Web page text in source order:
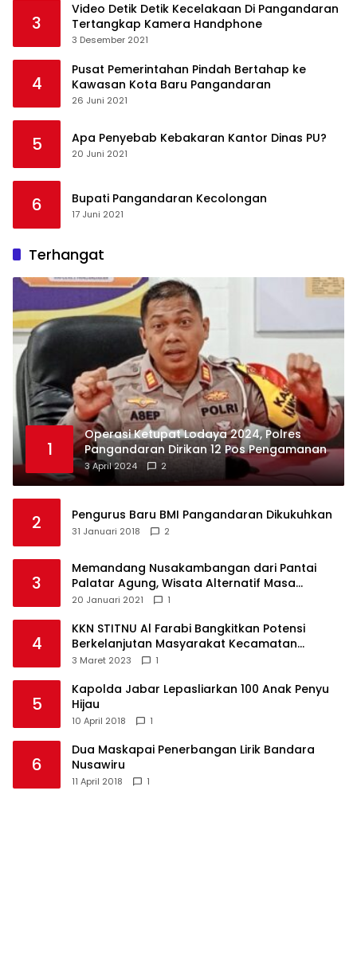
3
Video Detik Detik Kecelakaan Di Pangandaran
Tertangkap Kamera Handphone
3 Desember 2021
4
Pusat Pemerintahan Pindah Bertahap ke
Kawasan Kota Baru Pangandaran
26 Juni 2021
5 Apa Penyebab Kebakaran Kantor Dinas PU?
20 Juni 2021
6 Bupati Pangandaran Kecolongan
17 Juni 2021
Terhangat
1
Operasi Ketupat Lodaya 2024, Polres
Pangandaran Dirikan 12 Pos Pengamanan
3 April 2024 2
2 Pengurus Baru BMI Pangandaran Dikukuhkan
31 Januari 2018 2
3
Memandang Nusakambangan dari Pantai
Palatar Agung, Wisata Alternatif Masa
Pandemi
20 Januari 2021 1
4
KKN STITNU Al Farabi Bangkitkan Potensi
Berkelanjutan Masyarakat Kecamatan
Langkaplancar
3 Maret 2023 1
5
Kapolda Jabar Lepasliarkan 100 Anak Penyu
Hijau
10 April 2018 1
6
Dua Maskapai Penerbangan Lirik Bandara
Nusawiru
11 April 2018 1